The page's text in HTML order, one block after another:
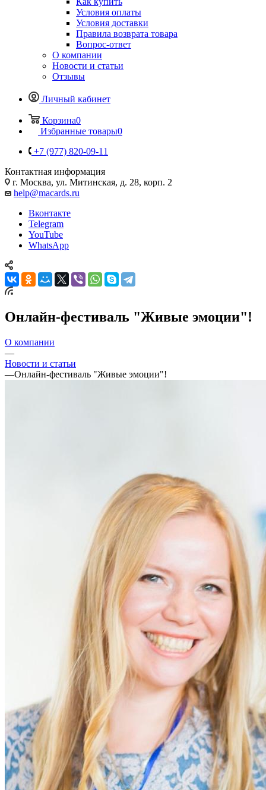
Условия оплаты
Условия доставки
Правила возврата товара
Вопрос-ответ
О компании
Новости и статьи
Отзывы
Личный кабинет
Корзина0
Избранные товары0
+7 (977) 820-09-11
Контактная информация
г. Москва, ул. Митинская, д. 28, корп. 2
help@macards.ru
Вконтакте
Telegram
YouTube
WhatsApp
Онлайн-фестиваль "Живые эмоции"!
О компании
—
Новости и статьи
—Онлайн-фестиваль "Живые эмоции"!